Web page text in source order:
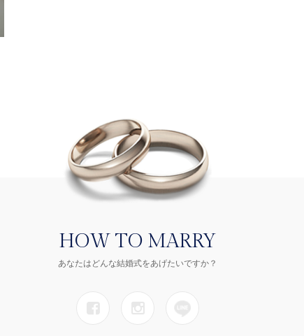
HOW TO MARRY
あなたはどんな結婚式をあげたいですか？